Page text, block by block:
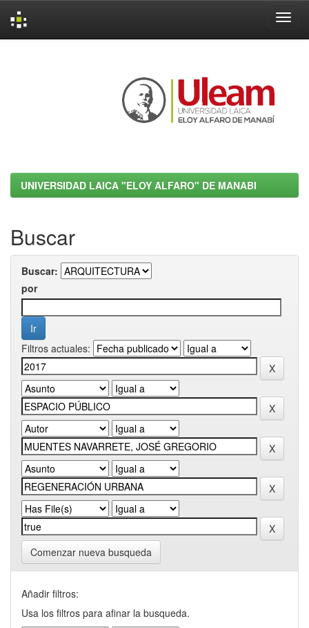
UNIVERSIDAD LAICA "ELOY ALFARO" DE MANABI
Buscar
Buscar:
por
Filtros actuales:
Comenzar nueva busqueda
Añadir filtros:
Usa los filtros para afinar la busqueda.